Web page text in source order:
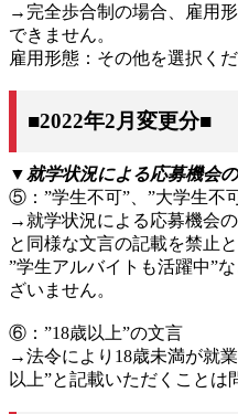
→完全歩合制の場合、雇用
できません。
雇用形態：その他を選択くだ
■2022年2月変更分■
▼就学状況による応募機会
⑤：”学生不可”、”大学生不
→就学状況による応募機会
と同様な文言の記載を禁止
”学生アルバイトも活躍中”
ざいません。
⑥：”18歳以上”の文言
→法令により18歳未満が就
以上”と記載いただくことは